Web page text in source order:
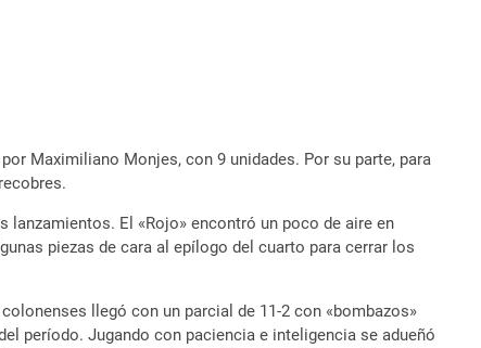
Maximiliano Monjes, con 9 unidades. Por su parte, para
El «Rojo» encontró un poco de aire en
piezas de cara al epílogo del cuarto para cerrar los
llegó con un parcial de 11-2 con «bombazos»
período. Jugando con paciencia e inteligencia se adueñó